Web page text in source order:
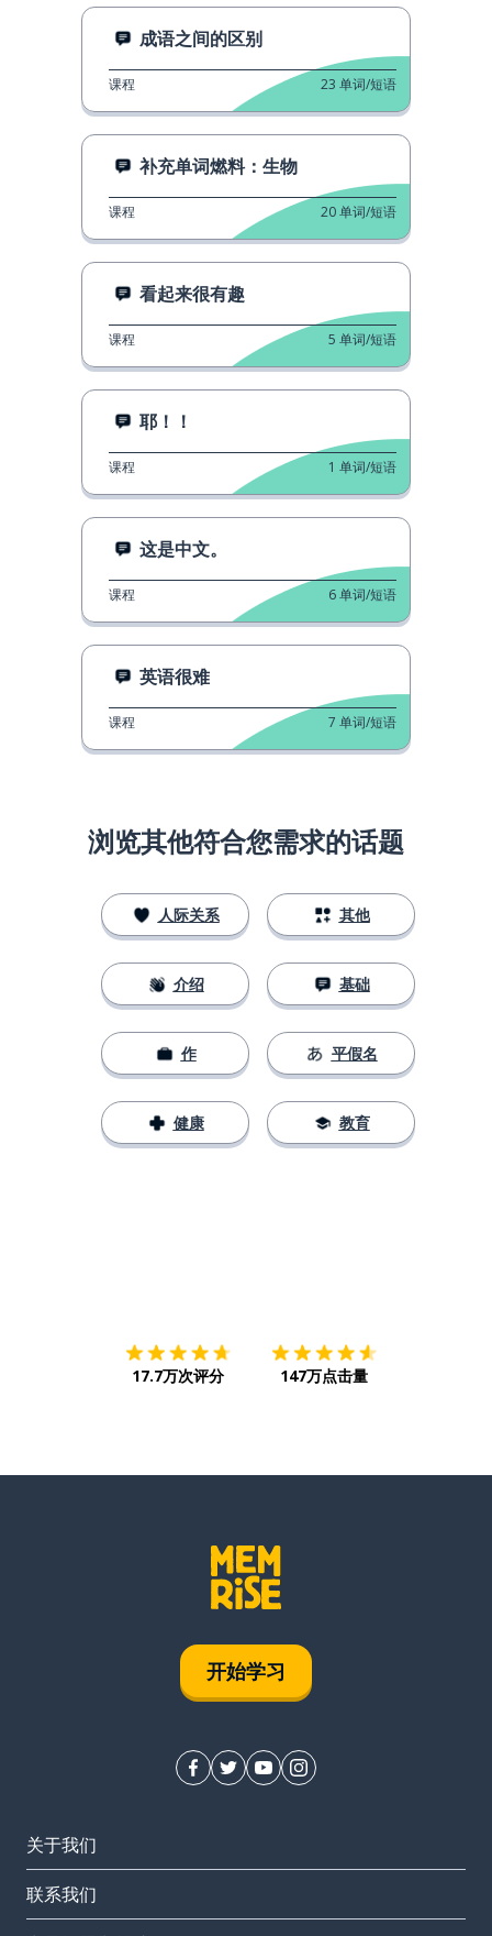
成语之间的区别
课程 23 单词/短语
补充单词燃料：生物
课程 20单词/短语
看起来很有趣
课程 5 单词/短语
耶！！
课程 1 单词/短语
这是中文。
课程 6单词/短语
英语很难
课程 7 单词/短语
浏览其他符合您需求的话题
人际关系
介绍
作
健康
其他
基础
平假名
教育
17.7万次评分 147万点击量
开始学习
关于我们
联系我们